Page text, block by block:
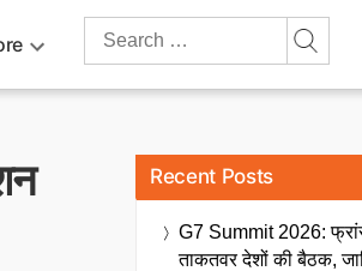
Search
Recent Posts
G7 Summit 2026:
ताकतवर देशों की बैठक,